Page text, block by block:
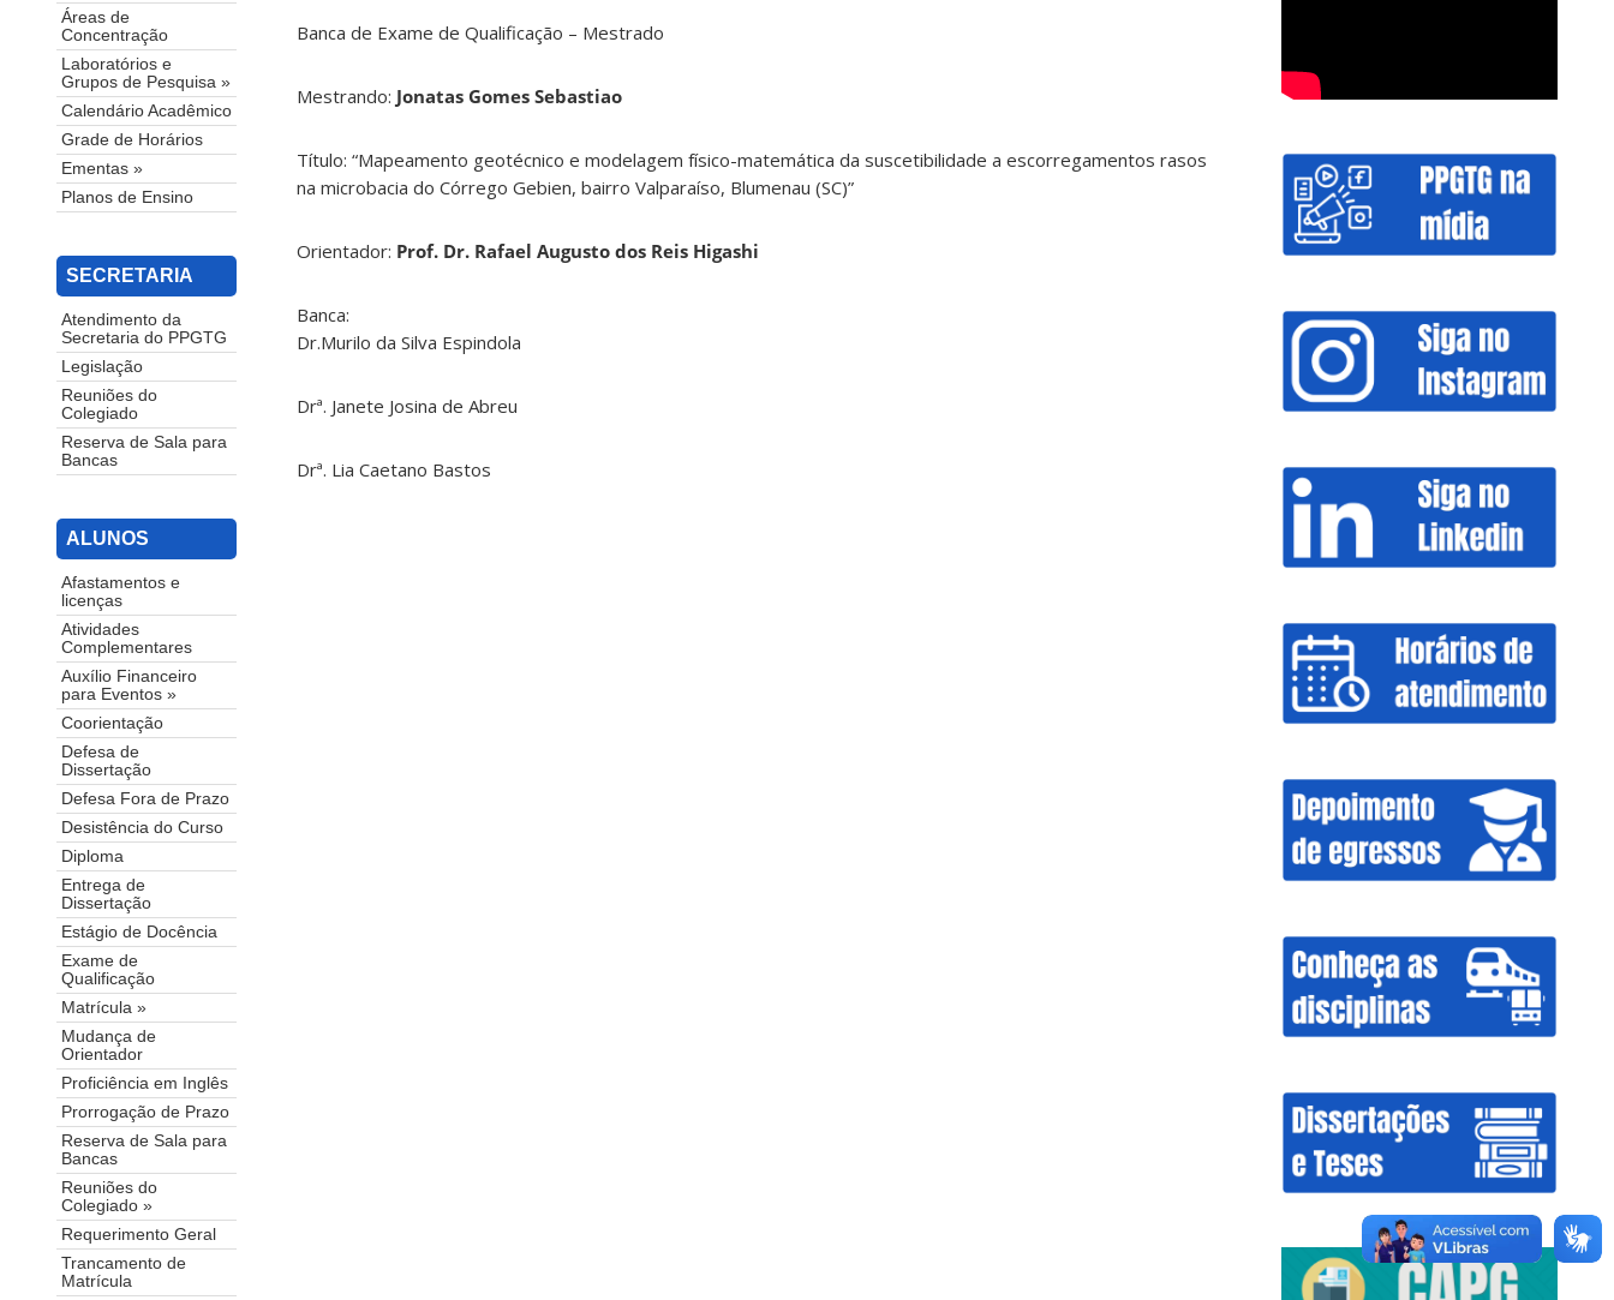
Áreas de
Concentração
Laboratórios e
Grupos de Pesquisa »
Calendário Acadêmico
Grade de Horários
Ementas »
Planos de Ensino
SECRETARIA
Atendimento da
Secretaria do PPGTG
Legislação
Reuniões do
Colegiado
Reserva de Sala para
Bancas
ALUNOS
Afastamentos e
licenças
Atividades
Complementares
Auxílio Financeiro
para Eventos »
Coorientação
Defesa de
Dissertação
Defesa Fora de Prazo
Desistência do Curso
Diploma
Entrega de
Dissertação
Estágio de Docência
Exame de
Qualificação
Matrícula »
Mudança de
Orientador
Proficiência em Inglês
Prorrogação de Prazo
Reserva de Sala para
Bancas
Reuniões do
Colegiado »
Requerimento Geral
Trancamento de
Matrícula
Banca de Exame de Qualificação – Mestrado
Mestrando: Jonatas Gomes Sebastiao
Título: “Mapeamento geotécnico e modelagem físico-matemática da suscetibilidade a escorregamentos rasos
na microbacia do Córrego Gebien, bairro Valparaíso, Blumenau (SC)”
Orientador: Prof. Dr. Rafael Augusto dos Reis Higashi
Banca:
Dr.Murilo da Silva Espindola
Drª. Janete Josina de Abreu
Drª. Lia Caetano Bastos